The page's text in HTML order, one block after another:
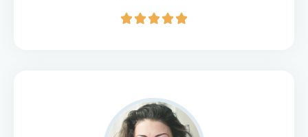
R
u
t